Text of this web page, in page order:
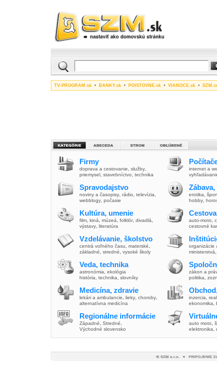
TV-PROGRAM.sk • BANKY.sk • POISTOVNE.sk • VIANOCE.sk •
Firmy
doprava a cestovanie služby
priemysel stavebníctvo technika
Spravodajstvo
noviny a časopisy rádio televízia
webblogy počasie
Kultúra, umenie
film kiná múzeá folklór, divadlá
výstavy literatúra
Vzdelávanie, školstvo
centrá voľného času materské
základné
stredné vysoké školy
Veda, technika
astronómia
ekológia
história
technika slovníky
Medicína, zdravie
lekári a ambulancie lieky choroby
alternatívna medicína
Regionálne informácie
Západné Stredné
Východné slovensko
internet a
erotika
hobby
auto-moto
cestovné
organizácie
ministerstvá
zákon a
politika
inzercia
ekonomika
auto moto
elektronika,